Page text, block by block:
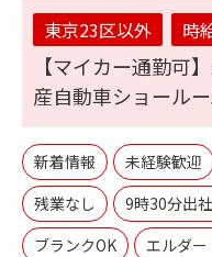
東京23区以外 時
【マイカー通勤可
産自動車ショール
新着情報 未経験歓迎
残業なし
9時30分出
ブランクOK
エルダ